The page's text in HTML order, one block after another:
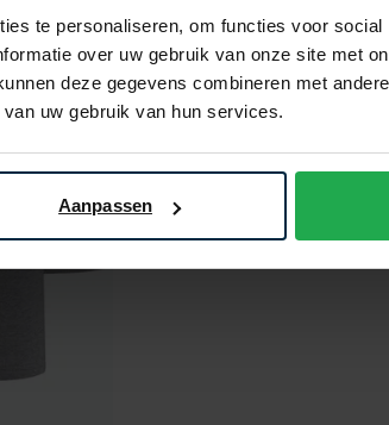
te personaliseren, om functies voor
over uw gebruik van onze site met
deze gegevens combineren met
uw gebruik van hun services.
Aanpassen